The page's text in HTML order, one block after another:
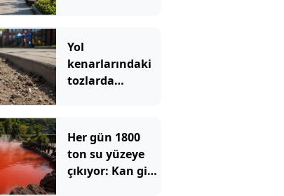
neredeyse
imkansız
Yol
kenarlarındaki
tozlarda
sonra bile
kaybolmamış
Her gün 1800
ton su yüzeye
çıkıyor: Kan gibi